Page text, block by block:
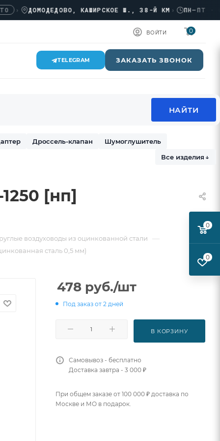
ДОМОДЕДОВО, КАШИРСКОЕ Ш., 38-Й КМ› ПН–ПТ ·
ВОЙТИ 0
TELEGRAM ЗАКАЗАТЬ ЗВОНОК
Дроссель-клапан
Шумоглушитель
Все изделия ↓
[нп]
воздуховоды из оцинкованной стали —
сталь 0,5 мм)
478 руб./шт
Под заказ от 2 дней
В КОРЗИНУ
Самовывоз - бесплатно
Доставка завтра - 3 000 ₽
При общем заказе от 100 000 ₽ доставка по
Москве и МО в подарок.
0
0